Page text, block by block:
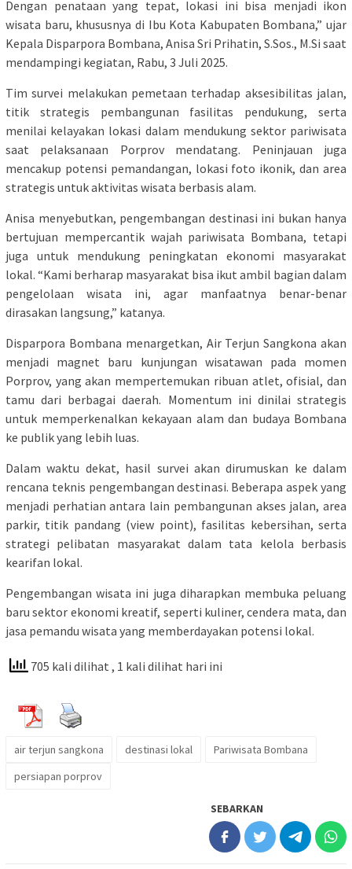
Dengan penataan yang tepat, lokasi ini bisa menjadi ikon
wisata baru, khususnya di Ibu Kota Kabupaten Bombana,” ujar
Kepala Disparpora Bombana, Anisa Sri Prihatin, S.Sos., M.Si saat
mendampingi kegiatan, Rabu, 3 Juli 2025.
Tim survei melakukan pemetaan terhadap aksesibilitas jalan,
titik strategis pembangunan fasilitas pendukung, serta
menilai kelayakan lokasi dalam mendukung sektor pariwisata
saat pelaksanaan Porprov mendatang. Peninjauan juga
mencakup potensi pemandangan, lokasi foto ikonik, dan area
strategis untuk aktivitas wisata berbasis alam.
Anisa menyebutkan, pengembangan destinasi ini bukan hanya
bertujuan mempercantik wajah pariwisata Bombana, tetapi
juga untuk mendukung peningkatan ekonomi masyarakat
lokal. “Kami berharap masyarakat bisa ikut ambil bagian dalam
pengelolaan wisata ini, agar manfaatnya benar-benar
dirasakan langsung,” katanya.
Disparpora Bombana menargetkan, Air Terjun Sangkona akan
menjadi magnet baru kunjungan wisatawan pada momen
Porprov, yang akan mempertemukan ribuan atlet, ofisial, dan
tamu dari berbagai daerah. Momentum ini dinilai strategis
untuk memperkenalkan kekayaan alam dan budaya Bombana
ke publik yang lebih luas.
Dalam waktu dekat, hasil survei akan dirumuskan ke dalam
rencana teknis pengembangan destinasi. Beberapa aspek yang
menjadi perhatian antara lain pembangunan akses jalan, area
parkir, titik pandang (view point), fasilitas kebersihan, serta
strategi pelibatan masyarakat dalam tata kelola berbasis
kearifan lokal.
Pengembangan wisata ini juga diharapkan membuka peluang
baru sektor ekonomi kreatif, seperti kuliner, cendera mata, dan
jasa pemandu wisata yang memberdayakan potensi lokal.
705 kali dilihat , 1 kali dilihat hari ini
air terjun sangkona destinasi lokal
Pariwisata Bombana
persiapan porprov
SEBARKAN